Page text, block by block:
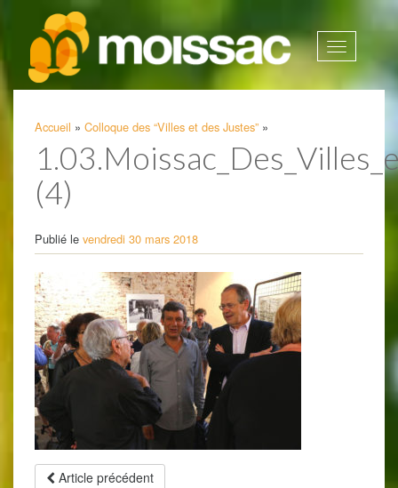
Afficher
la
Accueil » Colloque des “Villes et des Justes” »
(4)
Publié le vendredi 30 mars 2018
Article précédent